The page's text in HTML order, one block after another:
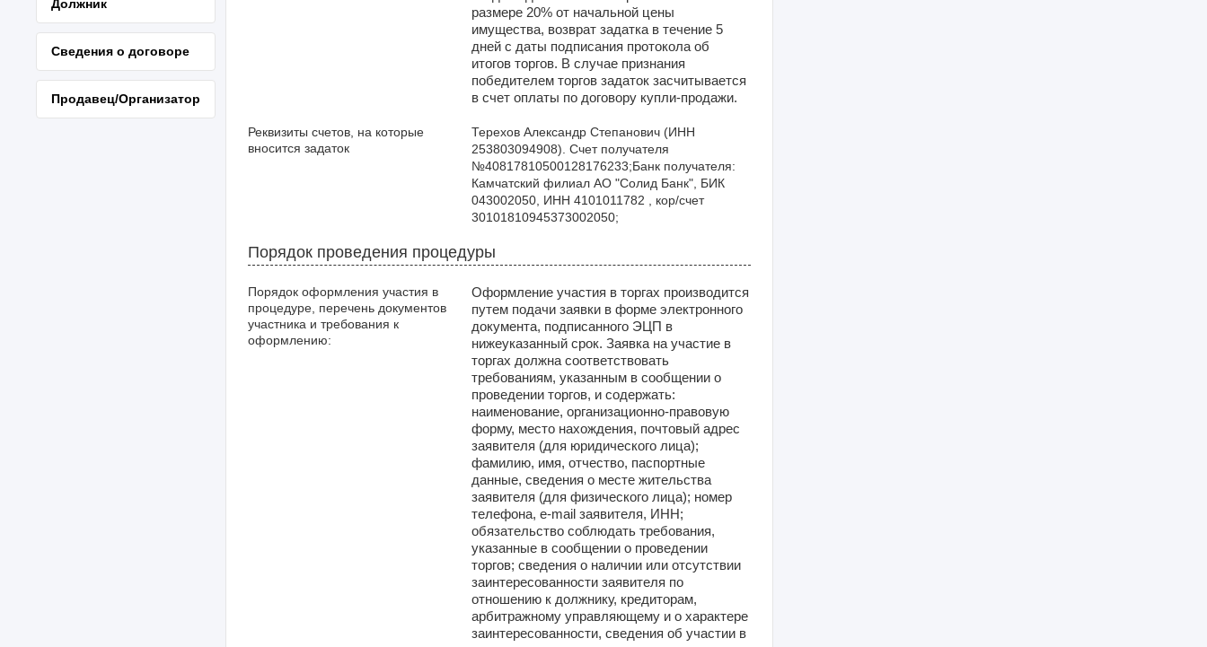
Должник
Сведения о договоре
Продавец/Организатор
размере 20% от начальной цены
имущества, возврат задатка в течение 5
дней с даты подписания протокола об
итогов торгов. В случае признания
победителем торгов задаток засчитывается
в счет оплаты по договору купли-продажи.
Реквизиты счетов, на которые
вносится задаток
Терехов Александр Степанович (ИНН
253803094908). Счет получателя
№40817810500128176233;Банк получателя:
Камчатский филиал АО "Солид Банк", БИК
043002050, ИНН 4101011782 , кор/счет
30101810945373002050;
Порядок проведения процедуры
Порядок оформления участия в
процедуре, перечень документов
участника и требования к
оформлению:
Оформление участия в торгах производится
путем подачи заявки в форме электронного
документа, подписанного ЭЦП в
нижеуказанный срок. Заявка на участие в
торгах должна соответствовать
требованиям, указанным в сообщении о
проведении торгов, и содержать:
наименование, организационно-правовую
форму, место нахождения, почтовый адрес
заявителя (для юридического лица);
фамилию, имя, отчество, паспортные
данные, сведения о месте жительства
заявителя (для физического лица); номер
телефона, e-mail заявителя, ИНН;
обязательство соблюдать требования,
указанные в сообщении о проведении
торгов; сведения о наличии или отсутствии
заинтересованности заявителя по
отношению к должнику, кредиторам,
арбитражному управляющему и о характере
заинтересованности, сведения об участии в